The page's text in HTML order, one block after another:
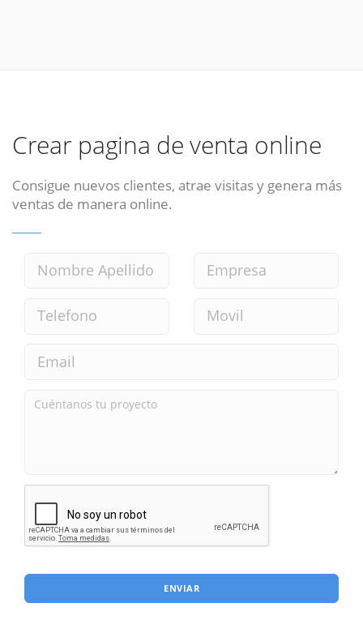
Crear pagina de venta online
Consigue nuevos clientes, atrae visitas y genera más
ventas de manera online.
ENVIAR